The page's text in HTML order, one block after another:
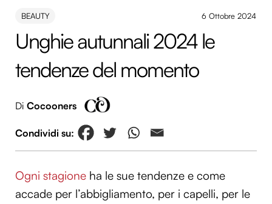
BEAUTY 6 Ottobre 2024
Unghie autunnali 2024 le
tendenze del momento
Di Cocooners
Ogni stagione ha le sue tendenze e come
accade per l’abbigliamento, per i capelli, per le